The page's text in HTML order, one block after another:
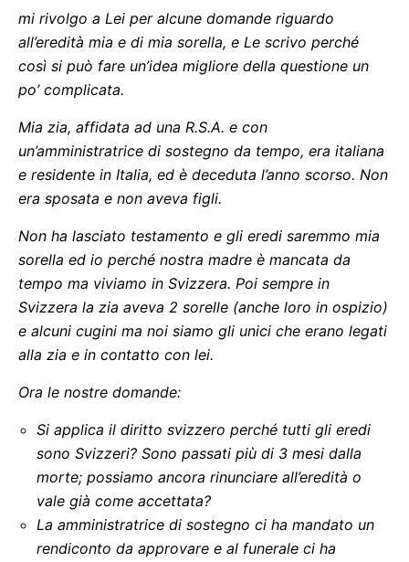
mi rivolgo a Lei per alcune domande riguardo
all’eredità mia e di mia sorella, e Le scrivo perché
così si può fare un’idea migliore della questione un
po’ complicata.
Mia zia, affidata ad una R.S.A. e con
un’amministratrice di sostegno da tempo, era italiana
e residente in Italia, ed è deceduta l’anno scorso. Non
era sposata e non aveva figli.
Non ha lasciato testamento e gli eredi saremmo mia
sorella ed io perché nostra madre è mancata da
tempo ma viviamo in Svizzera. Poi sempre in
Svizzera la zia aveva 2 sorelle (anche loro in ospizio)
e alcuni cugini ma noi siamo gli unici che erano legati
alla zia e in contatto con lei.
Ora le nostre domande:
Si applica il diritto svizzero perché tutti gli eredi
sono Svizzeri? Sono passati più di 3 mesi dalla
morte; possiamo ancora rinunciare all’eredità o
vale già come accettata?
La amministratrice di sostegno ci ha mandato un
rendiconto da approvare e al funerale ci ha